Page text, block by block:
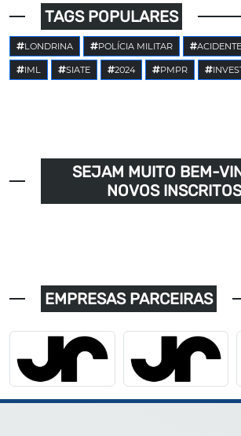
TAGS POPULARES
LONDRINA POLÍCIA MILITAR ACIDENTE
IML SIATE 2024 PMPR
SEJAM MUITO BEM-
NOVOS
EMPRESAS PARCEIRAS